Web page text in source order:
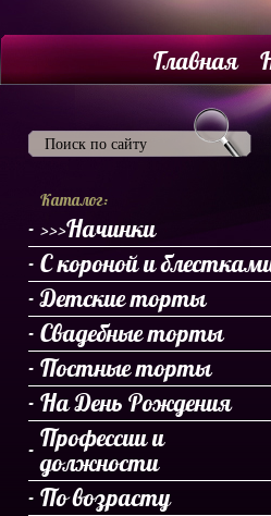
Главная
Каталог:
>>>Начинки
С короной и
Детские торты
Свадебные торты
Постные торты
На День Рождения
Профессии и
должности
По возрасту